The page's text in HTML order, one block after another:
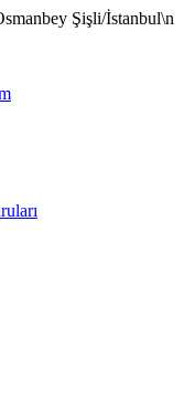
Şişli/İstanbul\n